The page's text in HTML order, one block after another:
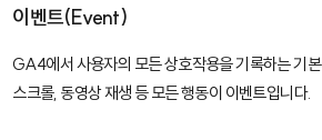
이벤트(Event)
GA4에서 사용자의 모든 상호작용을 기록하는 기
스크롤, 동영상 재생 등 모든 행동이 이벤트입니다.